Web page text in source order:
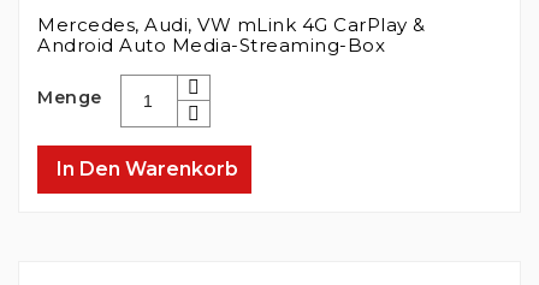
Mercedes, Audi, VW mLink 4G CarPlay &
Android Auto Media-Streaming-Box
Menge
In Den Warenkorb